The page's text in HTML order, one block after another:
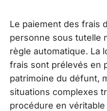
Le paiement des frais
personne sous tutelle
règle automatique. La
frais sont prélevés en
patrimoine du défunt,
situations complexes
procédure en